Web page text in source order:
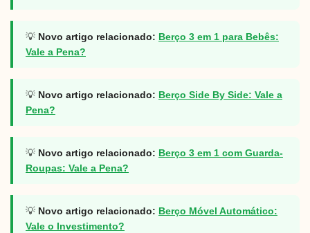
💡 Novo artigo relacionado: Berço 3 em 1 para Bebês:
Vale a Pena?
💡 Novo artigo relacionado: Berço Side By Side: Vale a
Pena?
💡 Novo artigo relacionado: Berço 3 em 1 com Guarda-
Roupas: Vale a Pena?
💡 Novo artigo relacionado: Berço Móvel Automático:
Vale o Investimento?